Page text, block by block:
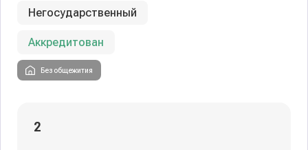
Негосударственный
Аккредитован
Без общежития
2